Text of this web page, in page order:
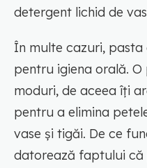
detergent lichid de
În multe cazuri,
pentru igiena orală.
moduri, de aceea îți
pentru a elimina
vase și tigăi. De ce
datorează faptului că